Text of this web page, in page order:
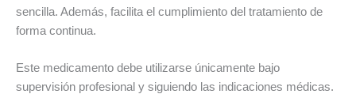
sencilla. Además, facilita el cumplimiento del tratamiento de
forma continua.
Este medicamento debe utilizarse únicamente bajo
supervisión profesional y siguiendo las indicaciones médicas.